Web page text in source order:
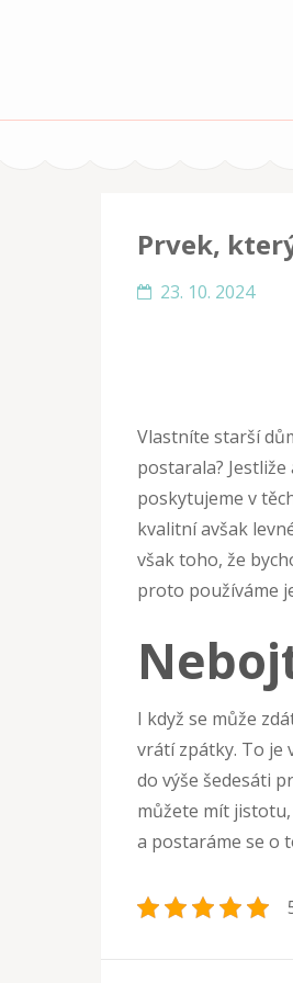
Prvek,
23. 10. 2024
Vlastníte starší
postarala?
poskytujeme v
kvalitní avšak
však toho, že
proto používáme
I když se může
vrátí zpátky. To je
do výše šedesáti
můžete mít
a postaráme se o